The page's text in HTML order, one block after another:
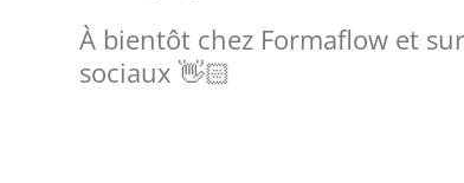
À bientôt chez Formaflow et
sociaux 👋🏻